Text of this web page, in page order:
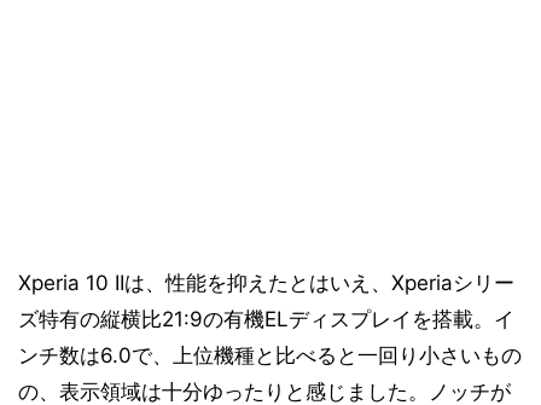
Xperia 10 IIは、性能を抑えたとはいえ、Xperiaシリー
ズ特有の縦横比21:9の有機ELディスプレイを搭載。イ
ンチ数は6.0で、上位機種と比べると一回り小さいもの
の、表示領域は十分ゆったりと感じました。ノッチが